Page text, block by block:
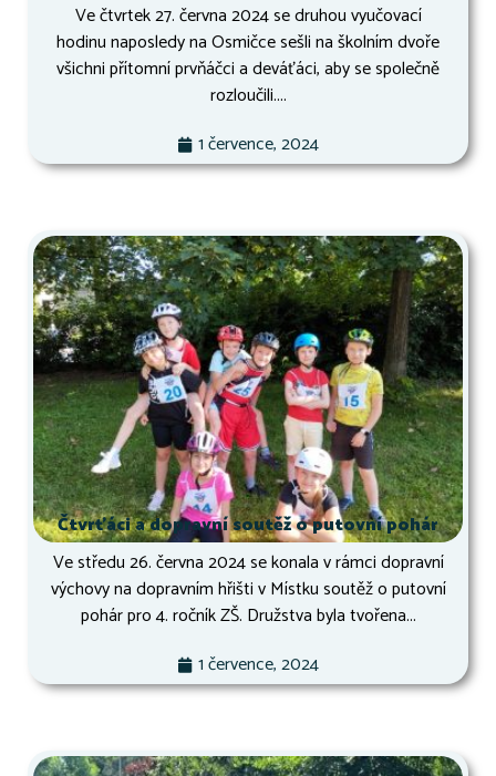
Ve čtvrtek 27. června 2024 se druhou vyučovací
hodinu naposledy na Osmičce sešli na školním dvoře
všichni přítomní prvňáčci a deváťáci, aby se společně
rozloučili....
1 července, 2024
Čtvrťáci a dopravní soutěž o putovní pohár
Ve středu 26. června 2024 se konala v rámci dopravní
výchovy na dopravním hřišti v Místku soutěž o putovní
pohár pro 4. ročník ZŠ. Družstva byla tvořena...
1 července, 2024